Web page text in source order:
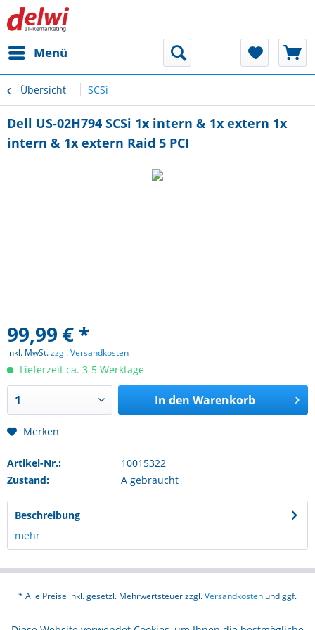
Menü
Übersicht SCSi
Dell US-02H794 SCSi 1x intern & 1x extern 1x
intern & 1x extern Raid 5 PCI
99,99 € *
inkl. MwSt.zzgl. Versandkosten
Lieferzeit ca. 3-5 Werktage
In den Warenkorb
Merken
Artikel-Nr.:
10015322
Zustand:
A gebraucht
Beschreibung
mehr
* Alle Preise inkl. gesetzl. Mehrwertsteuer zzgl.Versandkosten und ggf.